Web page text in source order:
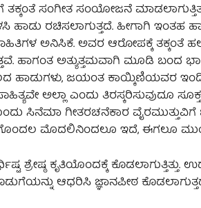
ಸಂಗೀತ ಸಂಯೋಜನೆ
ರಚಿಸಲಾಗುತ್ತದೆ. ಹೀಗಾಗಿ ಇಂತಹ
ಅನಿಸಿಕೆ. ಅವರ ಆರೋಪಕ್ಕೆ
ಹಾಗಂತ ಅತ್ಯುತ್ತಮವಾಗಿ ಮೂಡಿ
ಜಯಂತ ಕಾಯ್ಕಿಣಿಯವರ ಇಂದಿನ
ಅಲ್ಲಾ ಎಂದು ತಿರಸ್ಕರಿಸುವುದೂ
ಸಿನೆಮಾ ಗೀತರಚನೆಕಾರ ವೈರಮುತ್ತುವಿಗೆ
ಗೊಂದಲ ಮೊದಲಿನಿಂದಲೂ ಇದೆ, ಈಗಲೂ
ಶ್ರೇಷ್ಠ ಕೃತಿಯೊಂದಕ್ಕೆ
ಆಧರಿಸಿ ಜ್ಞಾನಪೀಠ